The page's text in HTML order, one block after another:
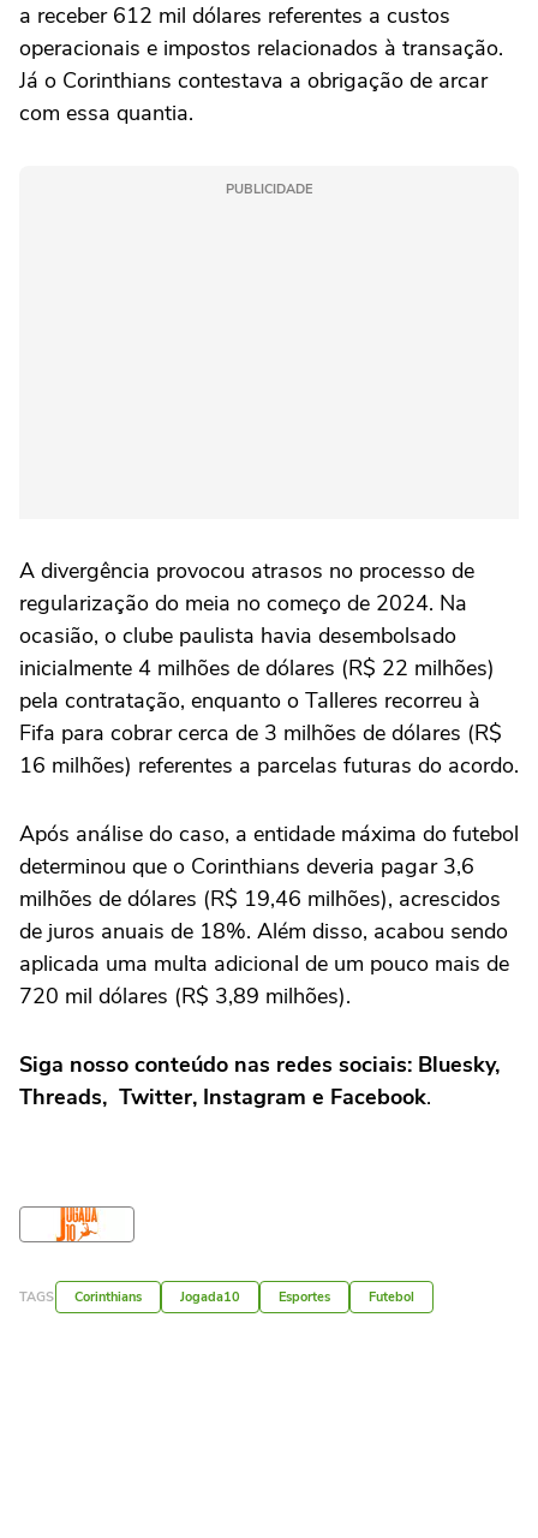
a receber 612 mil dólares referentes a custos
operacionais e impostos relacionados à transação.
Já o Corinthians contestava a obrigação de arcar
com essa quantia.
PUBLICIDADE
A divergência provocou atrasos no processo de
regularização do meia no começo de 2024. Na
ocasião, o clube paulista havia desembolsado
inicialmente 4 milhões de dólares (R$ 22 milhões)
pela contratação, enquanto o Talleres recorreu à
Fifa para cobrar cerca de 3 milhões de dólares (R$
16 milhões) referentes a parcelas futuras do acordo.
Após análise do caso, a entidade máxima do futebol
determinou que o Corinthians deveria pagar 3,6
milhões de dólares (R$ 19,46 milhões), acrescidos
de juros anuais de 18%. Além disso, acabou sendo
aplicada uma multa adicional de um pouco mais de
720 mil dólares (R$ 3,89 milhões).
Siga nosso conteúdo nas redes sociais: Bluesky,
Threads, Twitter, Instagram e Facebook.
TAGS Corinthians Jogada10 Esportes Futebol